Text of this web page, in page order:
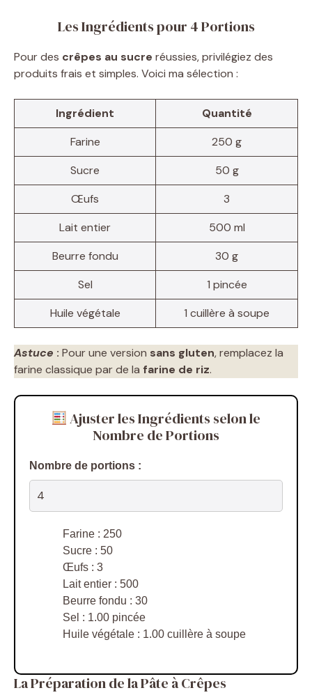
Les Ingrédients pour 4 Portions
Pour des crêpes au sucre réussies, privilégiez des
produits frais et simples. Voici ma sélection :
Ingrédient
Quantité
Farine
250 g
Sucre
50 g
Œufs
3
Lait entier
500 ml
Beurre fondu
30 g
Sel
1 pincée
Huile végétale
1 cuillère à soupe
Astuce : Pour une version sans gluten, remplacez la
farine classique par de la farine de riz.
Ajuster les Ingrédients selon le
Nombre de Portions
Nombre de portions :
Farine : 250
Sucre : 50
Œufs : 3
Lait entier : 500
Beurre fondu : 30
Sel : 1.00 pincée
Huile végétale : 1.00 cuillère à soupe
La Préparation de la Pâte à Crêpes